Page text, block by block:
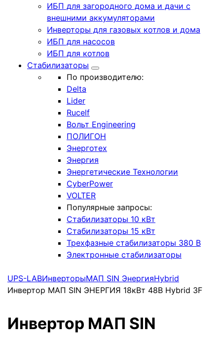
ИБП для загородного дома и дачи с
внешними аккумуляторами
Инверторы для газовых котлов и дома
ИБП для насосов
ИБП для котлов
Стабилизаторы
По производителю:
Delta
Lider
Rucelf
Вольт Engineering
ПОЛИГОН
Энерготех
Энергия
Энергетические Технологии
CyberPower
VOLTER
Популярные запросы:
Стабилизаторы 10 кВт
Стабилизаторы 15 кВт
Трехфазные стабилизаторы 380 В
Электронные стабилизаторы
UPS-LABИнверторыМАП SIN ЭнергияHybrid
Инвертор МАП SIN ЭНЕРГИЯ 18кВт 48В Hybrid 3F
Инвертор МАП SIN